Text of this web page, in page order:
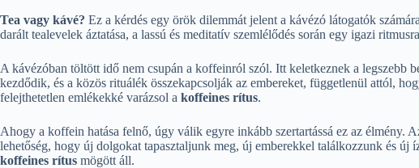
Tea vagy kávé? Ez a kérdés egy örök dilemmát jelent a kávézó látogatók
darált tealevelek áztatása, a lassú és meditatív szemlélődés során egy igazi
A kávézóban töltött idő nem csupán a koffeinról szól. Itt keletkeznek a legszebb
kezdődik, és a közös rituálék összekapcsolják az embereket, függetlenül attól,
felejthetetlen emlékekké varázsol a koffeines rítus.
Ahogy a koffein hatása felnő, úgy válik egyre inkább szertartássá ez az
lehetőség, hogy új dolgokat tapasztaljunk meg, új emberekkel találkozzunk és új
koffeines rítus mögött áll.